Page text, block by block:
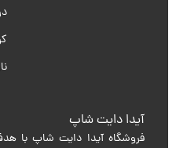
آیدا دایت شاپ
فروشگاه آیدا دایت شاپ با